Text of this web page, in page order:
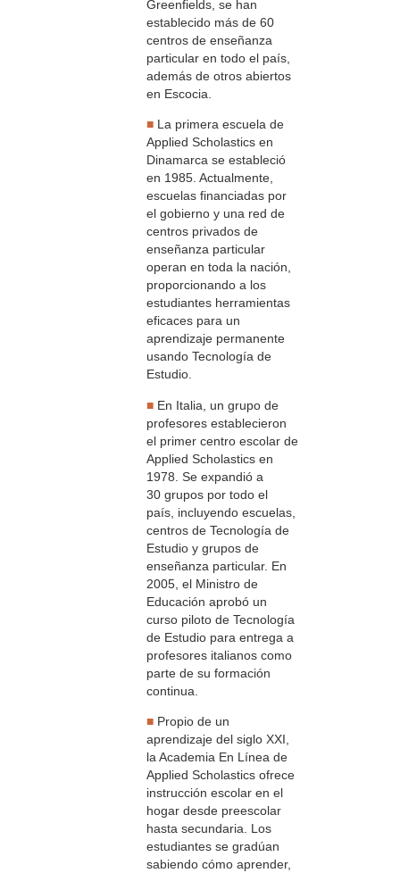
Greenfields, se han
establecido más de 60
centros de enseñanza
particular en todo el país,
además de otros abiertos
en Escocia.
■ La primera escuela de
Applied Scholastics en
Dinamarca se estableció
en 1985. Actualmente,
escuelas financiadas por
el gobierno y una red de
centros privados de
enseñanza particular
operan en toda la nación,
proporcionando a los
estudiantes herramientas
eficaces para un
aprendizaje permanente
usando Tecnología de
Estudio.
■ En Italia, un grupo de
profesores establecieron
el primer centro escolar de
Applied Scholastics en
1978. Se expandió a
30 grupos por todo el
país, incluyendo escuelas,
centros de Tecnología de
Estudio y grupos de
enseñanza particular. En
2005, el Ministro de
Educación aprobó un
curso piloto de Tecnología
de Estudio para entrega a
profesores italianos como
parte de su formación
continua.
■ Propio de un
aprendizaje del siglo XXI,
la Academia En Línea de
Applied Scholastics ofrece
instrucción escolar en el
hogar desde preescolar
hasta secundaria. Los
estudiantes se gradúan
sabiendo cómo aprender,